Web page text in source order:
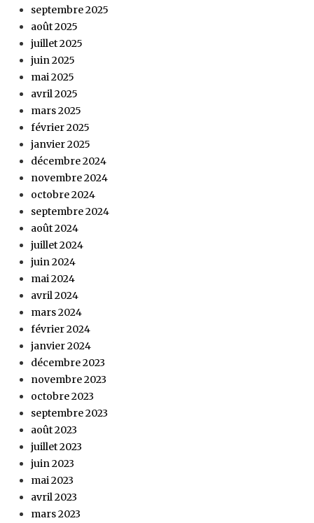
septembre 2025
août 2025
juillet 2025
juin 2025
mai 2025
avril 2025
mars 2025
février 2025
janvier 2025
décembre 2024
novembre 2024
octobre 2024
septembre 2024
août 2024
juillet 2024
juin 2024
mai 2024
avril 2024
mars 2024
février 2024
janvier 2024
décembre 2023
novembre 2023
octobre 2023
septembre 2023
août 2023
juillet 2023
juin 2023
mai 2023
avril 2023
mars 2023